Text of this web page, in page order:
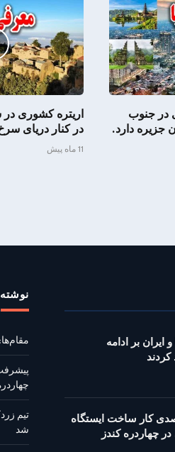
در جنوب
جزیره دارد.
اریتره کشوری
در کنار دریای
11 ماه پیش
ایران بر ادامه
۸۲ درصدی کار ساخت ایستگاه
چهاردره کندز
شد